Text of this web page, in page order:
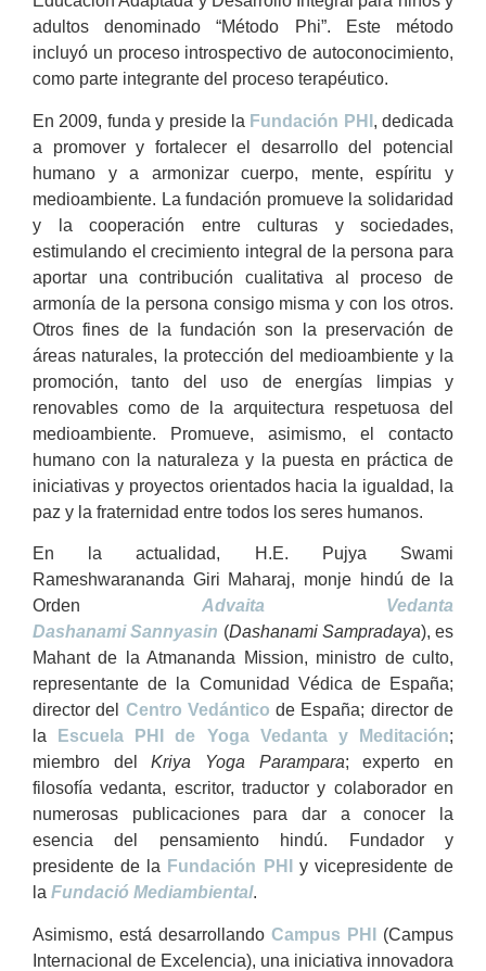
adultos denominado “Método Phi”. Este método
incluyó un proceso introspectivo de autoconocimiento,
como parte integrante del proceso terapéutico.
En 2009, funda y preside la Fundación PHI , dedicada
a promover y fortalecer el desarrollo del potencial
humano y a armonizar cuerpo, mente, espíritu y
medioambiente. La fundación promueve la solidaridad
y la cooperación entre culturas y sociedades,
estimulando el crecimiento integral de la persona para
aportar una contribución cualitativa al proceso de
armonía de la persona consigo misma y con los otros.
Otros fines de la fundación son la preservación de
áreas naturales, la protección del medioambiente y la
promoción, tanto del uso de energías limpias y
renovables como de la arquitectura respetuosa del
medioambiente. Promueve, asimismo, el contacto
humano con la naturaleza y la puesta en práctica de
iniciativas y proyectos orientados hacia la igualdad, la
paz y la fraternidad entre todos los seres humanos.
En la actualidad, H.E. Pujya Swami
Rameshwarananda Giri Maharaj, monje hindú de la
Orden Advaita Vedanta
Dashanami Sannyasin (Dashanami Sampradaya), es
Mahant de la Atmananda Mission, ministro de culto,
representante de la Comunidad Védica de España;
director del Centro Vedántico de España; director de
la
Escuela PHI de Yoga Vedanta y Meditación;
miembro delKriya Yoga Parampara; experto en
filosofía vedanta, escritor, traductor y colaborador en
numerosas publicaciones para dar a conocer la
esencia del pensamiento hindú. Fundador y
presidente de la Fundación PHI
y vicepresidente de
la Fundació Mediambiental.
Asimismo, está desarrollando Campus PHI
(Campus
Internacional de Excelencia), una iniciativa innovadora